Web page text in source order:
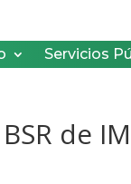
Servicios
de